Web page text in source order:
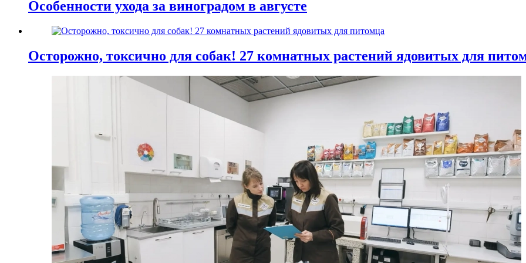
Особенности ухода за виноградом в августе
Осторожно, токсично для собак! 27 комнатных растений ядовитых для